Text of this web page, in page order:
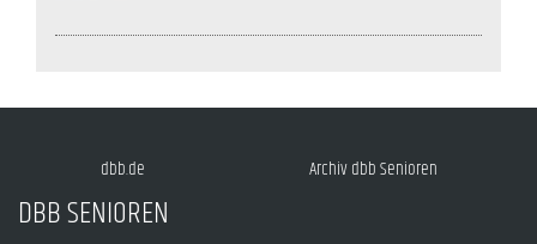
dbb.de Archiv dbb Senioren
DBB SENIOREN